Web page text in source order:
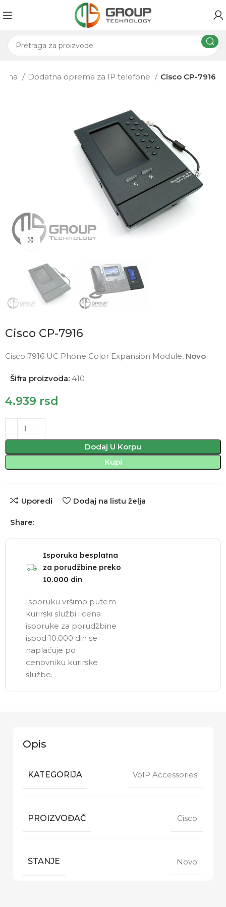
Dodatna oprema za IP telefone Cisco CP-7916
Click to enlarge
Cisco CP-7916
Cisco 7916 UC Phone Color Expansion Module, Novo
Šifra proizvoda: 410
4.939 rsd
Dodaj U Korpu
Kupi
Uporedi Dodaj na listu želja
Share:
Isporuka besplatna
za porudžbine preko
10.000 din
Isporuku vršimo putem
kurirski službi i cena
isporuke za porudžbine
ispod 10.000 din se
naplaćuje po
cenovniku kurirske
službe.
Opis
KATEGORIJA VoIP Accessories
PROIZVOĐAČ Cisco
STANJE Novo